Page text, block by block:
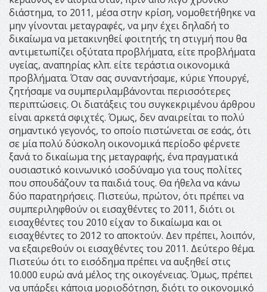
διάστημα, το 2011, μέσα στην κρίση, νομοθετήθηκε να
μην γίνονται μεταγραφές, να μην έχει δηλαδή το
δικαίωμα να μετακινηθεί φοιτητής τη στιγμή που θα
αντιμετωπίζει οξύτατα προβλήματα, είτε προβλήματα
υγείας, αναπηρίας κλπ. είτε τεράστια οικονομικά
προβλήματα. Όταν σας συναντήσαμε, κύριε Υπουργέ,
ζητήσαμε να συμπεριλαμβάνονται περισσότερες
περιπτώσεις. Οι διατάξεις του συγκεκριμένου άρθρου
είναι αρκετά σφιχτές. Όμως, δεν αναιρείται το πολύ
σημαντικό γεγονός, το οποίο πιστώνεται σε εσάς, ότι
σε μία πολύ δύσκολη οικονομικά περίοδο φέρνετε
ξανά το δικαίωμα της μεταγραφής, ένα πραγματικά
ουσιαστικό κοινωνικό ισοδύναμο για τους πολίτες
που σπουδάζουν τα παιδιά τους. Θα ήθελα να κάνω
δύο παρατηρήσεις. Πιστεύω, πρώτον, ότι πρέπει να
συμπεριληφθούν οι εισαχθέντες το 2011, διότι οι
εισαχθέντες του 2010 είχαν το δικαίωμα και οι
εισαχθέντες το 2012 το αποκτούν. Δεν πρέπει, λοιπόν,
να εξαιρεθούν οι εισαχθέντες του 2011. Δεύτερο θέμα.
Πιστεύω ότι το εισόδημα πρέπει να αυξηθεί στις
10.000 ευρώ ανά μέλος της οικογένειας. Όμως, πρέπει
να υπάρξει κάποια μοριοδότηση, διότι το οικονομικό